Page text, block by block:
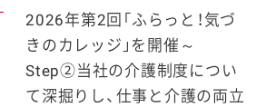
2026年第2回「ふらっと！気づ
きのカレッジ」を開催～
Step②当社の介護制度につい
て深掘りし、仕事と介護の両立